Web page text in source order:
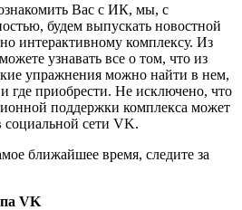
Вас с ИК, мы, с
будем выпускать новостной
интерактивному комплексу. Из
узнавать все о том, что из
упражнения можно найти в нем,
где приобрести. Не исключено, что
поддержки комплекса может
социальной сети VK.
ближайшее время, следите за
VK